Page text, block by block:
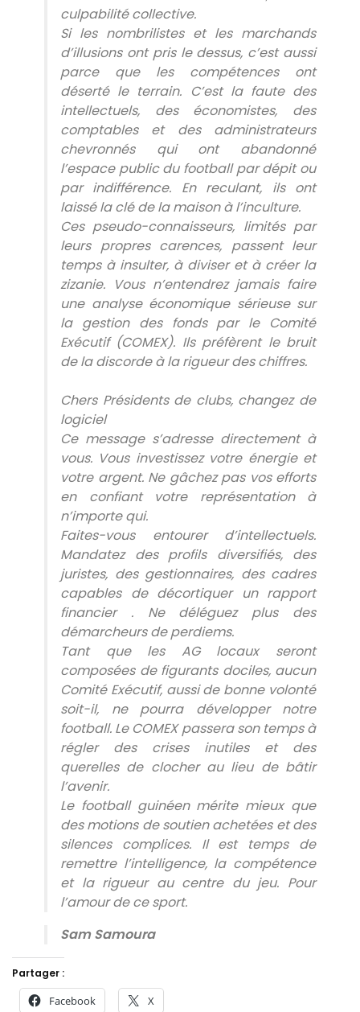
culpabilité collective.
​Si les nombrilistes et les marchands
d’illusions ont pris le dessus, c’est aussi
parce que les compétences ont
déserté le terrain. C’est la faute des
intellectuels, des économistes, des
comptables et des administrateurs
chevronnés qui ont abandonné
l’espace public du football par dépit ou
par indifférence. En reculant, ils ont
laissé la clé de la maison à l’inculture.
​Ces pseudo-connaisseurs, limités par
leurs propres carences, passent leur
temps à insulter, à diviser et à créer la
zizanie. Vous n’entendrez jamais faire
une analyse économique sérieuse sur
la gestion des fonds par le Comité
Exécutif (COMEX). Ils préfèrent le bruit
de la discorde à la rigueur des chiffres.
Chers Présidents de clubs, changez de
logiciel
​Ce message s’adresse directement à
vous. Vous investissez votre énergie et
votre argent. Ne gâchez pas vos efforts
en confiant votre représentation à
n’importe qui.
​Faites-vous entourer d’intellectuels.
Mandatez des profils diversifiés, des
juristes, des gestionnaires, des cadres
capables de décortiquer un rapport
financier . Ne déléguez plus des
démarcheurs de perdiems.
​Tant que les AG locaux seront
composées de figurants dociles, aucun
Comité Exécutif, aussi de bonne volonté
soit-il, ne pourra développer notre
football. Le COMEX passera son temps à
régler des crises inutiles et des
querelles de clocher au lieu de bâtir
l’avenir.
​Le football guinéen mérite mieux que
des motions de soutien achetées et des
silences complices. Il est temps de
remettre l’intelligence, la compétence
et la rigueur au centre du jeu. Pour
l’amour de ce sport.
Sam Samoura
Partager :
Facebook X